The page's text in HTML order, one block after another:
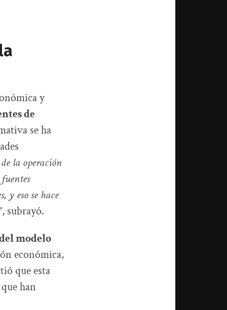
y
de
se ha
la operación
y eso se hace
, subrayó.
modelo
económica,
que esta
han